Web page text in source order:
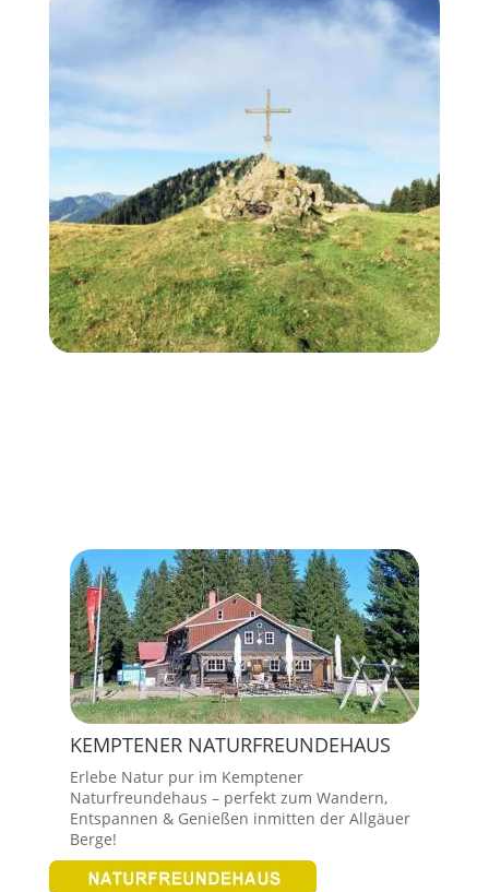
KEMPTENER NATURFREUNDEHAUS
Erlebe Natur pur im Kemptener
Naturfreundehaus – perfekt zum Wandern,
Entspannen & Genießen inmitten der Allgäuer
Berge!